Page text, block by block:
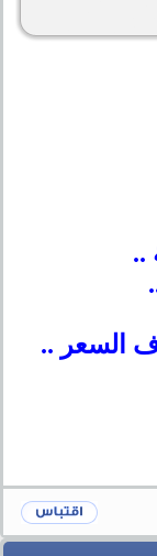
..
السعر ..